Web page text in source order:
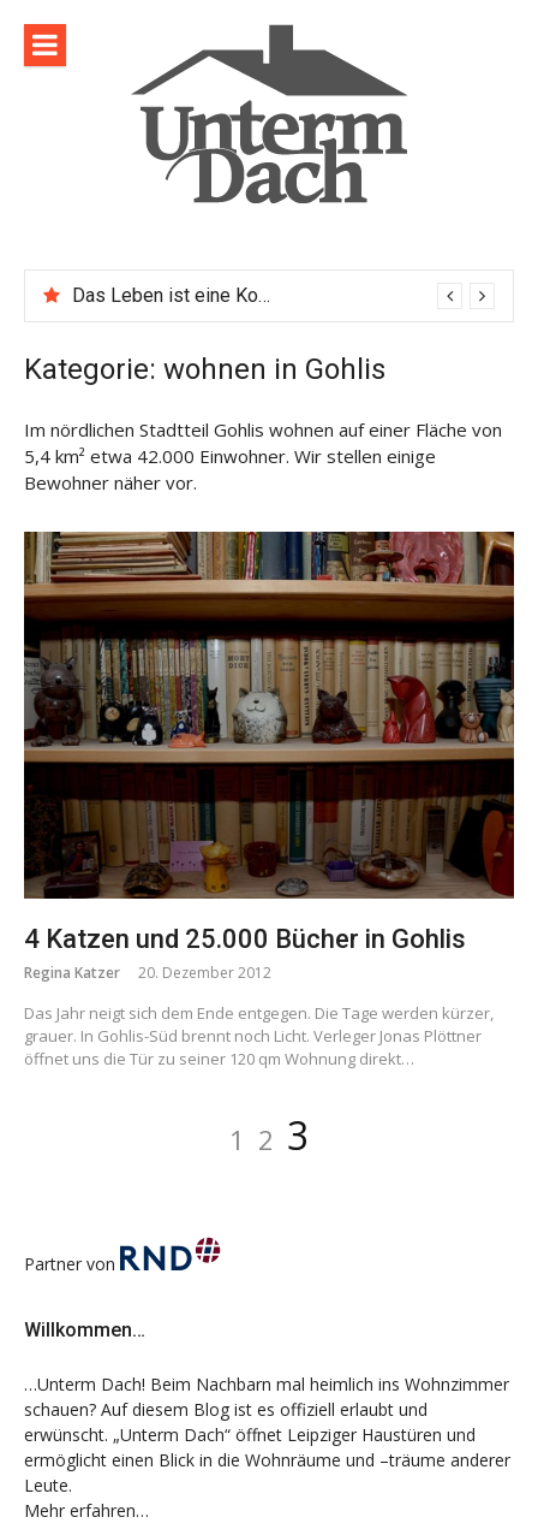
zum
Inhalt
Das Leben ist eine Komposition
Kategorie: wohnen in Gohlis
Im nördlichen Stadtteil Gohlis wohnen auf einer Fläche von
5,4 km² etwa 42.000 Einwohner. Wir stellen einige
Bewohner näher vor.
4 Katzen und 25.000 Bücher in Gohlis
Regina Katzer 20. Dezember 2012
Das Jahr neigt sich dem Ende entgegen. Die Tage werden kürzer,
grauer. In Gohlis-Süd brennt noch Licht. Verleger Jonas Plöttner
öffnet uns die Tür zu seiner 120 qm Wohnung direkt…
Beitragsnavigation
Seite
1 Seite
2 Seite
3
Partner von
Willkommen…
…Unterm Dach! Beim Nachbarn mal heimlich ins Wohnzimmer
schauen? Auf diesem Blog ist es offiziell erlaubt und
erwünscht. „Unterm Dach“ öffnet Leipziger Haustüren und
ermöglicht einen Blick in die Wohnräume und –träume anderer
Leute.
Mehr erfahren…